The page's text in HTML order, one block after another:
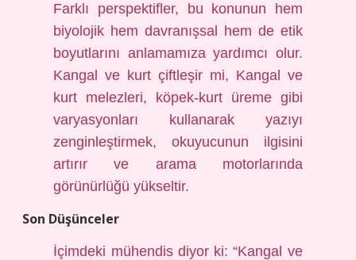
Farklı perspektifler, bu konunun hem
biyolojik hem davranışsal hem de etik
boyutlarını anlamamıza yardımcı olur.
Kangal ve kurt çiftleşir mi, Kangal ve
kurt melezleri, köpek-kurt üreme gibi
varyasyonları kullanarak yazıyı
zenginleştirmek, okuyucunun ilgisini
artırır ve arama motorlarında
görünürlüğü yükseltir.
Son Düşünceler
İçimdeki mühendis diyor ki: “Kangal ve